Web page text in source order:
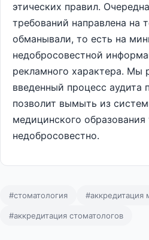
этических правил.
требований направлена на
обманывали, то есть на
недобросовестной
рекламного характера. Мы
введенный процесс аудита
позволит вымыть из
медицинского образования
недобросовестно.
#стоматология #аккредитация
#аккредитация стоматологов